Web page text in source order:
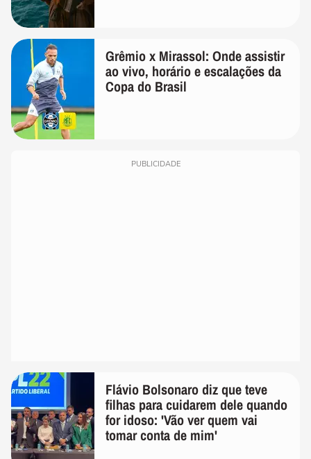
Grêmio x Mirassol: Onde assistir
ao vivo, horário e escalações da
Copa do Brasil
PUBLICIDADE
Flávio Bolsonaro diz que teve
filhas para cuidarem dele quando
for idoso: 'Vão ver quem vai
tomar conta de mim'